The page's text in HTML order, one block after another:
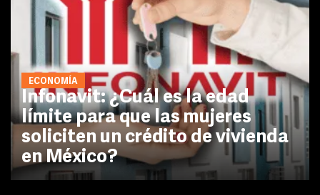
ECONOMÍA
Infonavit: ¿Cuál es la edad
límite para que las mujeres
soliciten un crédito de vivienda
en México?